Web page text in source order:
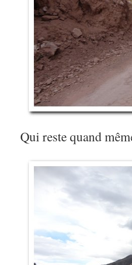
Qui reste quand